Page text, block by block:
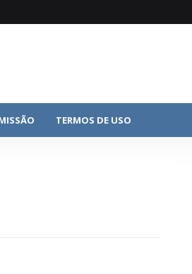
TERMOS DE USO